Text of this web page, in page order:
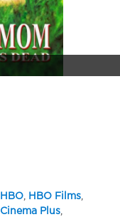
HBO, HBO Films,
Cinema Plus,